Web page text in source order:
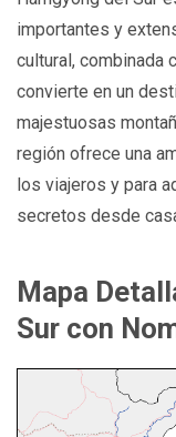
importantes y
cultural, combinada
convierte en un
majestuosas
región ofrece una
los viajeros y para
secretos desde
Mapa
Sur con